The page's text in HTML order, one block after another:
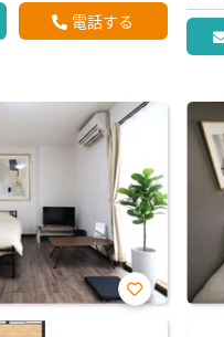
電話する
お気